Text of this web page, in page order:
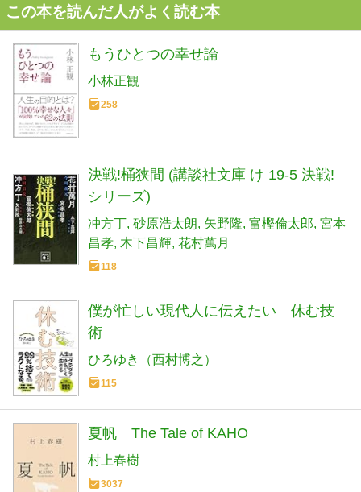
この本を読んだ人がよく読む本
もうひとつの幸せ論
小林正観
258
決戦!桶狭間 (講談社文庫 け 19-5 決戦!
シリーズ)
冲方丁 砂原浩太朗 矢野隆 富樫倫太郎 宮本
昌孝 木下昌輝 花村萬月
118
僕が忙しい現代人に伝えたい 休む技
術
ひろゆき（西村博之）
115
夏帆 The Tale of KAHO
村上春樹
3037